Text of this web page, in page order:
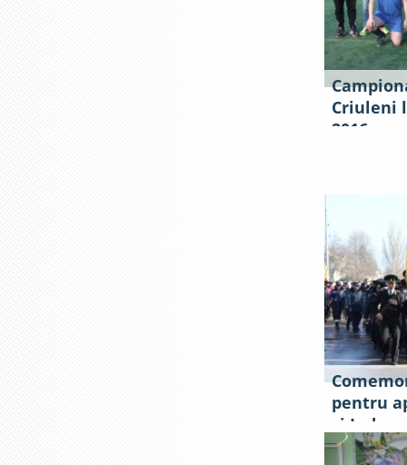
Criuleni
2016
pentru
şi
Moldova